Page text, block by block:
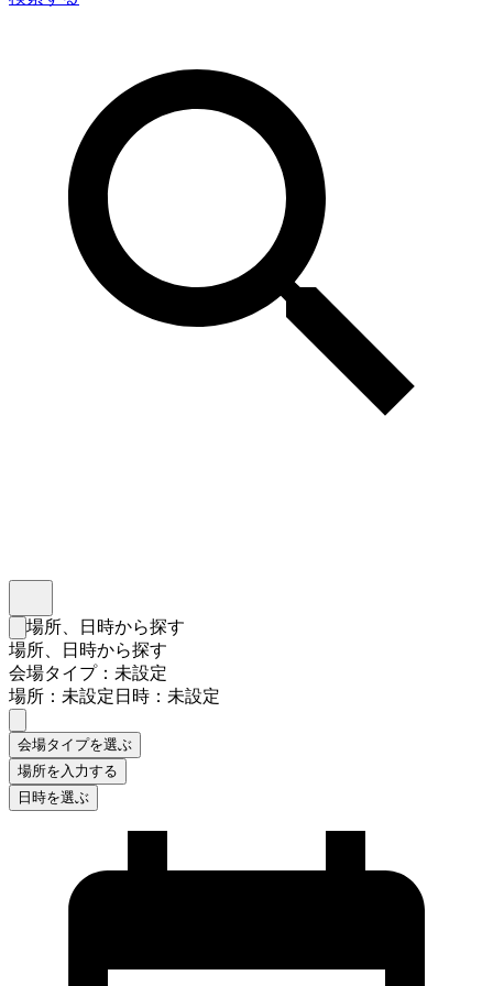
検索フォームを閉じる
場所、日時から探す
場所、日時から探す
会場タイプ：未設定
場所：未設定日時：未設定
会場タイプを選ぶ
場所を入力する
日時を選ぶ